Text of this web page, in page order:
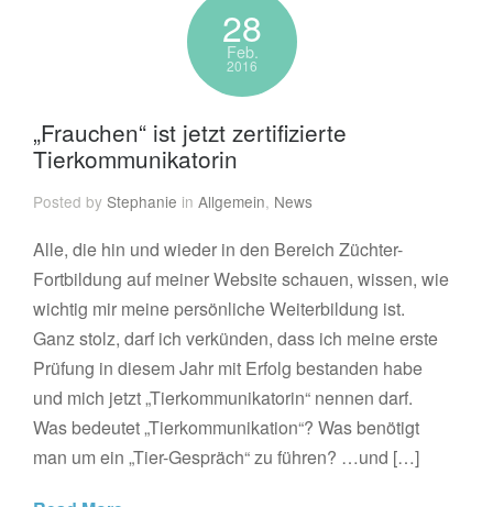
28
Feb.
2016
„Frauchen“ ist jetzt zertifizierte
Tierkommunikatorin
Posted byStephanie inAllgemein, News
Alle, die hin und wieder in den Bereich Züchter-
Fortbildung auf meiner Website schauen, wissen, wie
wichtig mir meine persönliche Weiterbildung ist.
Ganz stolz, darf ich verkünden, dass ich meine erste
Prüfung in diesem Jahr mit Erfolg bestanden habe
und mich jetzt „Tierkommunikatorin“ nennen darf.
Was bedeutet „Tierkommunikation“? Was benötigt
man um ein „Tier-Gespräch“ zu führen? …und […]